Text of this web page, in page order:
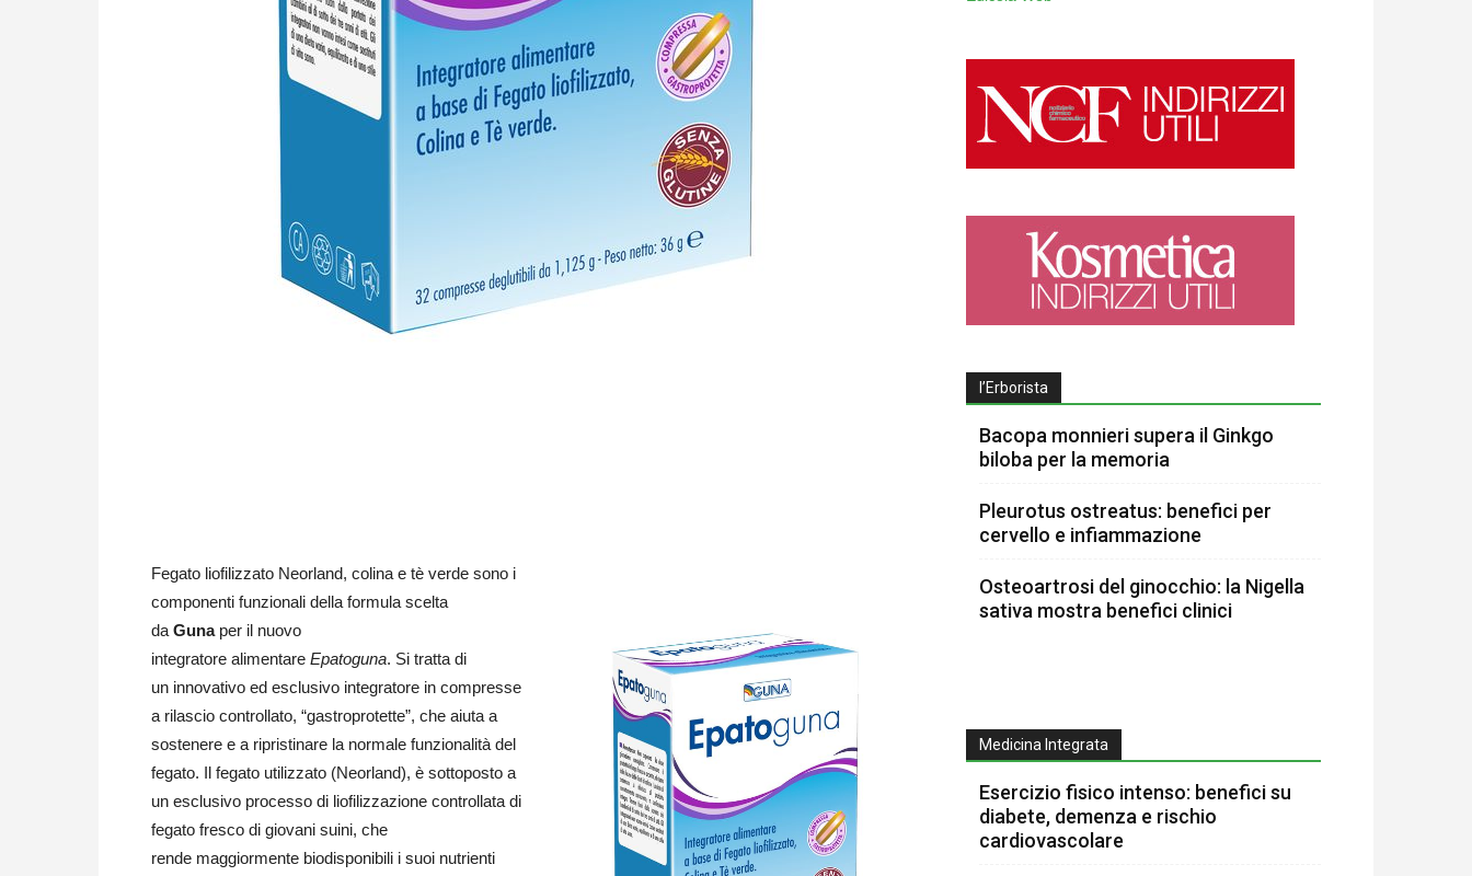
Fegato liofilizzato Neorland, colina e tè verde sono i
componenti funzionali della formula scelta
da Gunaper il nuovo
integratore alimentare Epatoguna. Si tratta di
un innovativo ed esclusivo integratore in compresse
a rilascio controllato, “gastroprotette”, che aiuta a
sostenere e a ripristinare la normale funzionalità del
fegato. Il fegato utilizzato (Neorland), è sottoposto a
un esclusivo processo di liofilizzazione controllata di
fegato fresco di giovani suini, che
rende maggiormente biodisponibili i suoi nutrienti
l’Erborista
Bacopa monnieri supera il Ginkgo
biloba per la memoria
Pleurotus ostreatus: benefici per
cervello e infiammazione
Osteoartrosi del ginocchio: la Nigella
sativa mostra benefici clinici
Medicina Integrata
Esercizio fisico intenso: benefici su
diabete, demenza e rischio
cardiovascolare